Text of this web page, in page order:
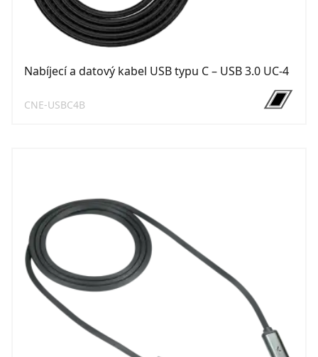
Nabíjecí a datový kabel USB typu C – USB 3.0 UC-4
CNE-USBC4B